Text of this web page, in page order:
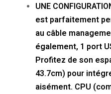
UNE
est parfaitement
au câble
également, 1 port
Profitez de son
43.7cm) pour
aisément. CPU